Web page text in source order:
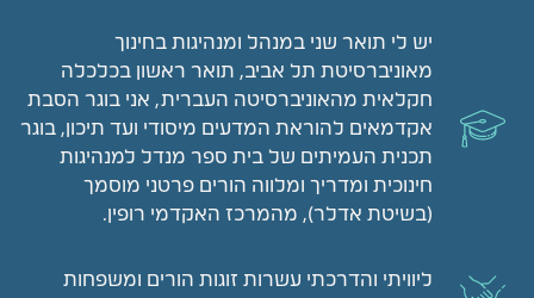
יש לי תואר שני במנהל ומנהיגות בחינוך
מאוניברסיטת תל אביב, תואר ראשון בכלכלה
חקלאית מהאוניברסיטה העברית, אני בוגר הסבת
אקדמאים להוראת המדעים מיסודי ועד תיכון, בוגר
תכנית העמיתים של בית ספר מנדל למנהיגות
חינוכית ומדריך ומלווה הורים פרטני מוסמך
(בשיטת אדלר), מהמרכז האקדמי רופין.
ליוויתי והדרכתי עשרות זוגות הורים ומשפחות